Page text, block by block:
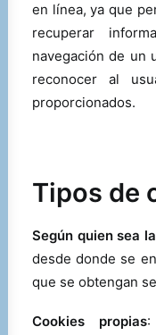
en línea, ya que
recuperar
navegación de un
reconocer al
proporcionados.
Tipos de
Según quien sea
desde donde se
que se obtengan
Cookies propias: